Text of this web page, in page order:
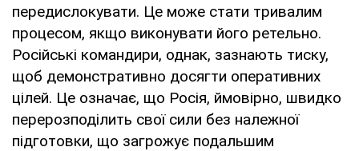
передислокувати. Це може стати тривалим
процесом, якщо виконувати його ретельно.
Російські командири, однак, зазнають тиску,
щоб демонстративно досягти оперативних
цілей. Це означає, що Росія, ймовірно, швидко
перерозподілить свої сили без належної
підготовки, що загрожує подальшим